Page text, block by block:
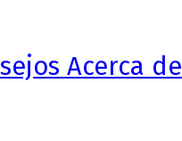
Acerca